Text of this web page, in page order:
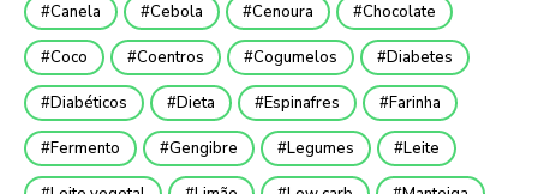
Canela Cebola Cenoura Chocolate
Coco Coentros Cogumelos Diabetes
Diabéticos Dieta Espinafres Farinha
Fermento Gengibre Legumes Leite